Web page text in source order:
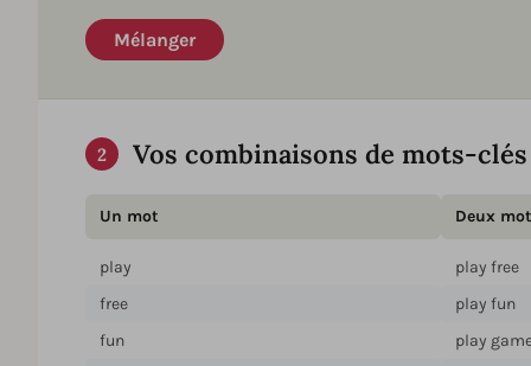
Mélanger
2 Vos combinaisons de mots-clés
Un mot
play
free
fun
Deux
play free
play fun
play